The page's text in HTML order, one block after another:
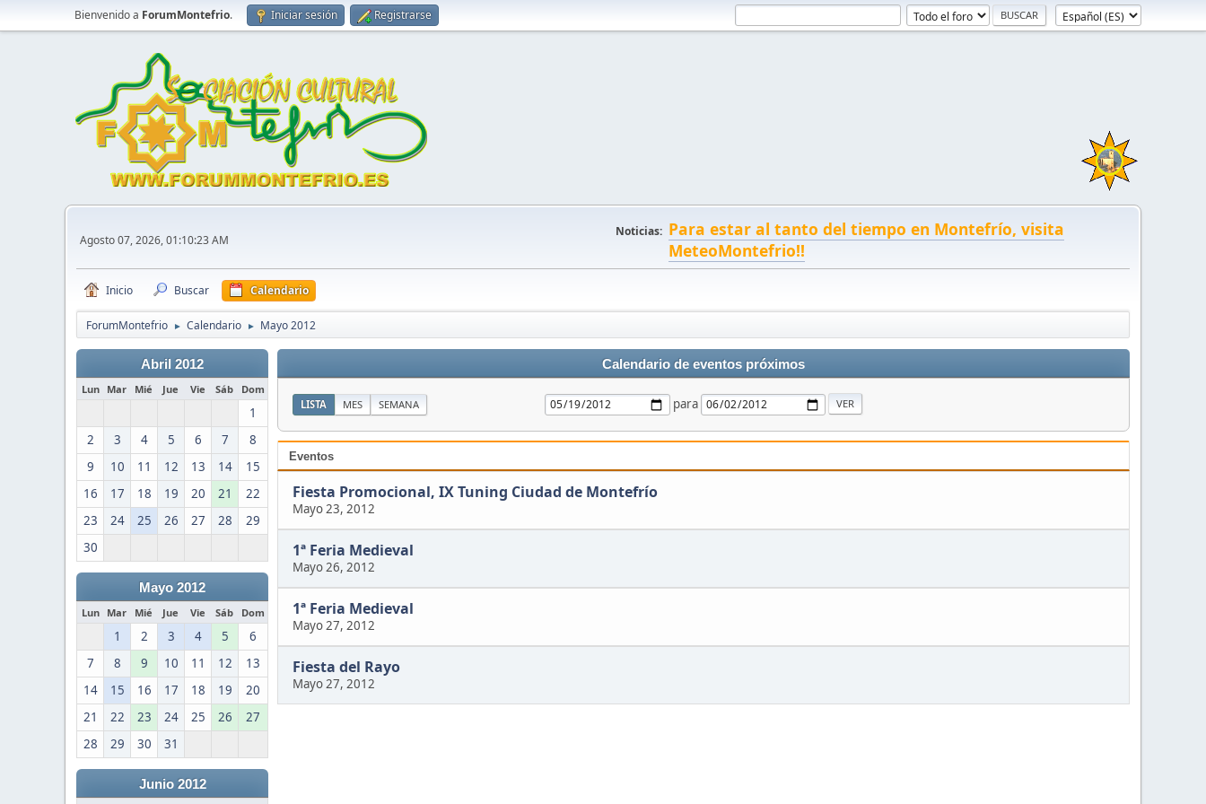
Bienvenido a ForumMontefrio. Iniciar sesión Registrarse
Agosto 07, 2026, 01:10:23 AM
Noticias: Para estar al tanto del tiempo en Montefrío, visita
MeteoMontefrio!!
Inicio Buscar Calendario
ForumMontefrio ► Calendario ► Mayo 2012
Abril 2012
Lun Mar Mié Jue Vie Sáb Dom
1
2
3 4 5 6 7
8
9
10 11 12 13 14
15
16
17 18 19 20 21
22
23
24 25 26 27 28
29
30
Mayo 2012
Lun Mar Mié Jue Vie Sáb Dom
1 2 3 4 5
6
7
8 9 10 11 12
13
14
15 16 17 18 19
20
21
22 23 24 25 26
27
28
29 30 31
Junio 2012
Calendario de eventos próximos
LISTA MES SEMANA para
Eventos
Fiesta Promocional, IX Tuning Ciudad de Montefrío
Mayo 23, 2012
1ª Feria Medieval
Mayo 26, 2012
1ª Feria Medieval
Mayo 27, 2012
Fiesta del Rayo
Mayo 27, 2012